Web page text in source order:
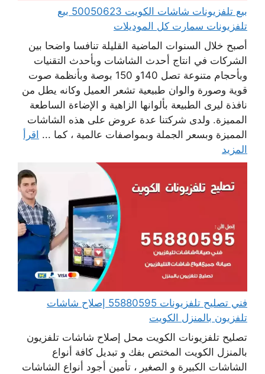
بيع تلفزيونات شاشات الكويت 50050623 بيع
تلفزيونات سمارت كل الموديلات
أصبح خلال السنوات الماضية القليلة تنافسا واضحا بين
الشركات في انتاج أحدث الشاشات وبأحدث التقنيات
وبأحجام متنوعة تصل 140و 150 بوصة وبأنظمة صوت
قوية وصورة والوان طبيعية تشعر العميل وكانه يطل من
نافذة ليرى الطبيعة بألوانها الزاهية و الإضاءة الساطعة
المميزة. ولدى شركتنا عدة عروض على هذه الشاشات
المميزة وبسعر الجملة وبمواصفات عالمية ، كما ... اقرأ
المزيد
فني تصليح تلفزيونات 55880595 إصلاح شاشات
تلفزيون بالمنزل الكويت
تصليح تلفزيونات الكويت محل إصلاح شاشات تلفزيون
بالمنزل الكويت المختص بفك و تبديل كافة أنواع
الشاشات الكبيرة و الصغير ، تأمين أجود أنواع الشاشات